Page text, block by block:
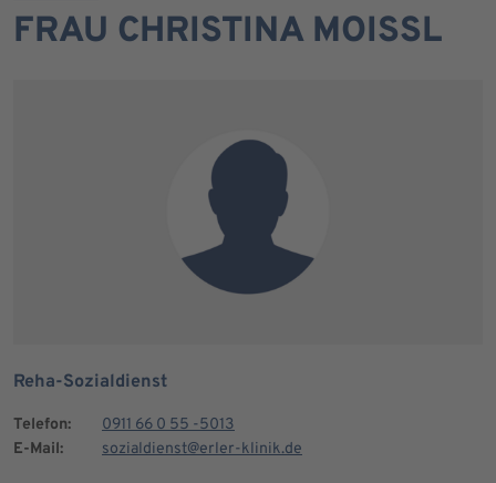
FRAU CHRISTINA MOISSL
Reha-Sozialdienst
Telefon:
0911 66 0 55 -5013
E-Mail:
sozialdienst@erler-klinik.de